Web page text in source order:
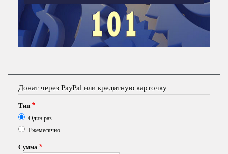
Донат через PayPal или кредитную карточку
Тип
Один раз
Ежемесячно
Сумма